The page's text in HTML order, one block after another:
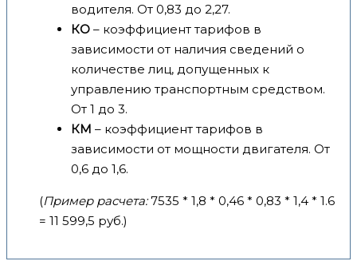
водителя. От 0,83 до 2,27.
КО – коэффициент тарифов в
зависимости от наличия сведений о
количестве лиц, допущенных к
управлению транспортным средством.
От 1 до 3.
КМ – коэффициент тарифов в
зависимости от мощности двигателя. От
0,6 до 1,6.
(Пример расчета:7535 * 1,8 * 0,46 * 0,83 * 1,4 * 1.6
= 11 599,5 руб.)